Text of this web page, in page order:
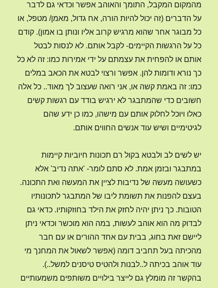
מהמקום המקבל, התומך והאוהב אפשר וכדאי גם לדבר
על הדברים (זה יכול להיות הורה, אח גדול, מאמן/ מטפל, או
כל מבוגר אחר שהוא מרגיש קרוב אליו ונותן בו אמון). קודם
כל על הרגשות הקיימים- לקבל אותם. לא לנסות לבטל
אותם או להפחית את עצמתם על ידי אמירות כמו: זה לא כל
כך נורא ודומות להן. אפשר ורצוי לבטא את הכאב במלים
כמו: זה באמת קשה או, אני רואה שעצוב לך מאוד.. כל אלה
חשובים כדי שהמתבגר לא ירגיש בודד עם רגשות קשים
כאלו ויוכל לחלוק אותם עם מישהו, כמו כן ידע שהם
לגיטימיים ושיש עוד אנשים החווים אותם.
יש לשים לב ולבטא בקול רם תכונות חיוביות קיימות
במתבגר ובזמן אמת. לא סתם לומר- 'אתה נדיב' אלא
כשעושה מעשה של נדיבות לציין את המעשה ואת התכונה.
בעצם להפנות את תשומת ליבו של המתבגר לתכונותיו
הטובות. כך ניתן יהיה לחזק את הילד בחוזקותיו. כדאי גם
לבדוק מה הוא אוהב לעשות, במה הוא מוכשר וכדאי ניתן
ליישם זאת בחוג, בבית עם אחד ההורים או עם חבר
מהכיתה בעל תחביב דומה (אפשר לשאול את המחנך מי
עוד אוהב בכיתה ל..לבנות ולהטיס טיסנים למשל..).
בהקשר זה מומלץ גם לייצר בילויים משותפים משמעותיים